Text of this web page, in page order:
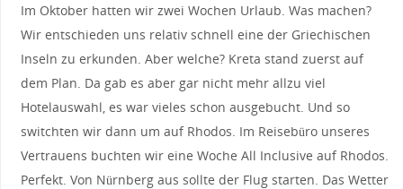
Im Oktober hatten wir zwei Wochen Urlaub. Was machen?
Wir entschieden uns relativ schnell eine der Griechischen
Inseln zu erkunden. Aber welche? Kreta stand zuerst auf
dem Plan. Da gab es aber gar nicht mehr allzu viel
Hotelauswahl, es war vieles schon ausgebucht. Und so
switchten wir dann um auf Rhodos. Im Reisebüro unseres
Vertrauens buchten wir eine Woche All Inclusive auf Rhodos.
Perfekt. Von Nürnberg aus sollte der Flug starten. Das Wetter